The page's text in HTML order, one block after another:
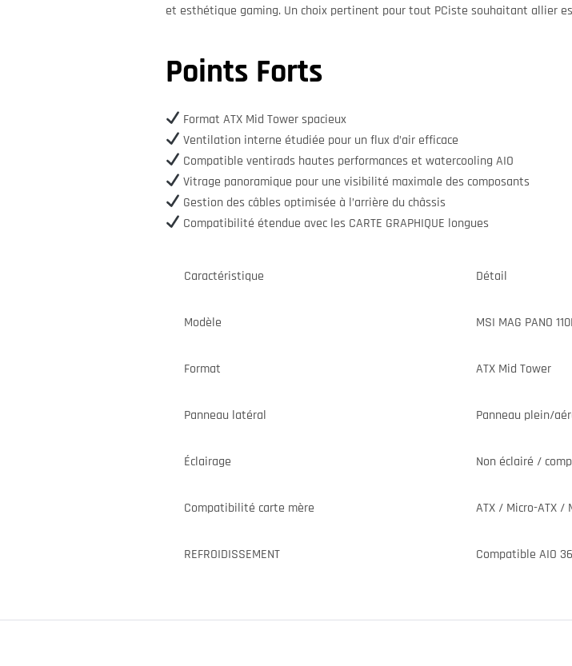
et esthétique gaming. Un choix pertinent pour tout PCiste souhaitant allier
Points Forts
Format ATX Mid Tower spacieux
Ventilation interne étudiée pour un flux d’air efficace
Compatible ventirads hautes performances et watercooling AIO
Vitrage panoramique pour une visibilité maximale des composants
Gestion des câbles optimisée à l’arrière du châssis
Compatibilité étendue avec les CARTE GRAPHIQUE longues
Caractéristique Détail
Modèle MSI MAG PANO
Format ATX Mid Tower
Panneau latéral Panneau plein/
Éclairage Non éclairé /
Compatibilité carte mère ATX / Micro-ATX /
REFROIDISSEMENT Compatible AIO